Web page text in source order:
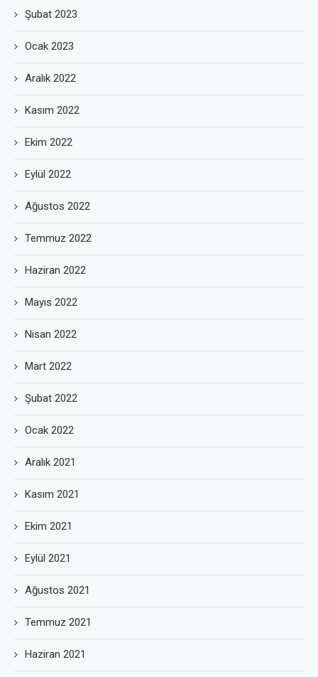
Şubat 2023
Ocak 2023
Aralık 2022
Kasım 2022
Ekim 2022
Eylül 2022
Ağustos 2022
Temmuz 2022
Haziran 2022
Mayıs 2022
Nisan 2022
Mart 2022
Şubat 2022
Ocak 2022
Aralık 2021
Kasım 2021
Ekim 2021
Eylül 2021
Ağustos 2021
Temmuz 2021
Haziran 2021